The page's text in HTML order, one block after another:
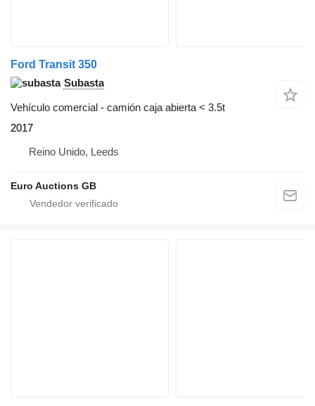
Ford Transit 350
Subasta
Vehículo comercial - camión caja abierta < 3.5t
2017
Reino Unido, Leeds
Euro Auctions GB